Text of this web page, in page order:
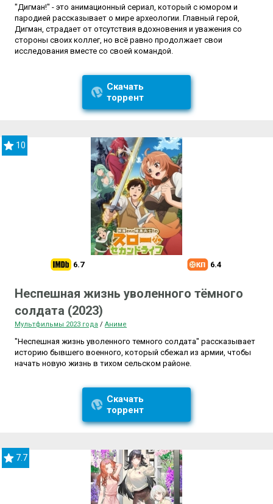
"Дигман!" - это анимационный сериал, который с юмором и
пародией рассказывает о мире археологии. Главный герой,
Дигман, страдает от отсутствия вдохновения и уважения со
стороны своих коллег, но всё равно продолжает свои
исследования вместе со своей командой.
Скачать
торрент
10
6.7 6.4
Неспешная жизнь уволенного тёмного
солдата (2023)
Мультфильмы 2023 года / Аниме
"Неспешная жизнь уволенного темного солдата" рассказывает
историю бывшего военного, который сбежал из армии, чтобы
начать новую жизнь в тихом сельском районе.
Скачать
торрент
7.7